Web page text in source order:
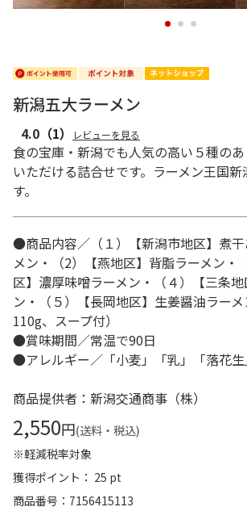
1 2 3
新潟五大ラーメン
4.0 （1） レビューを見る
食の宝庫・新潟でも人気の高い５種の
いただける詰合せです。ラーメン王国
す。
●商品内容／（１）【新潟市地区】煮
メン・（2）【燕地区】背脂ラーメン・
区】濃厚味噌ラーメン・（４）【三条
ン・（５）【長岡地区】生姜醤油ラー
110g、スープ付）
●賞味期間／常温で90日
●アレルギー／「小麦」「乳」「落花
商品提供者：新潟交通商事（株）
2,550円(送料・税込)
※軽減税率対象
獲得ポイント： 25 pt
商品番号
7156415113